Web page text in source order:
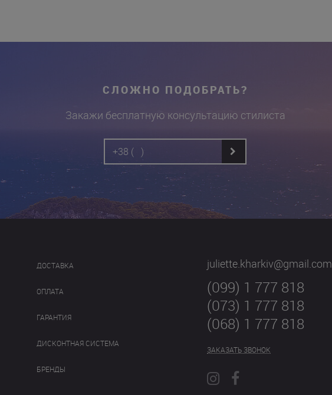
СЛОЖНО ПОДОБРАТЬ?
Закажи бесплатную консультацию стилиста
ДОСТАВКА
ОПЛАТА
ГАРАНТИЯ
ДИСКОНТНАЯ СИСТЕМА
БРЕНДЫ
juliette.kharkiv@gmail.com
(099) 1 777 818
(073) 1 777 818
(068) 1 777 818
ЗАКАЗАТЬ ЗВОНОК